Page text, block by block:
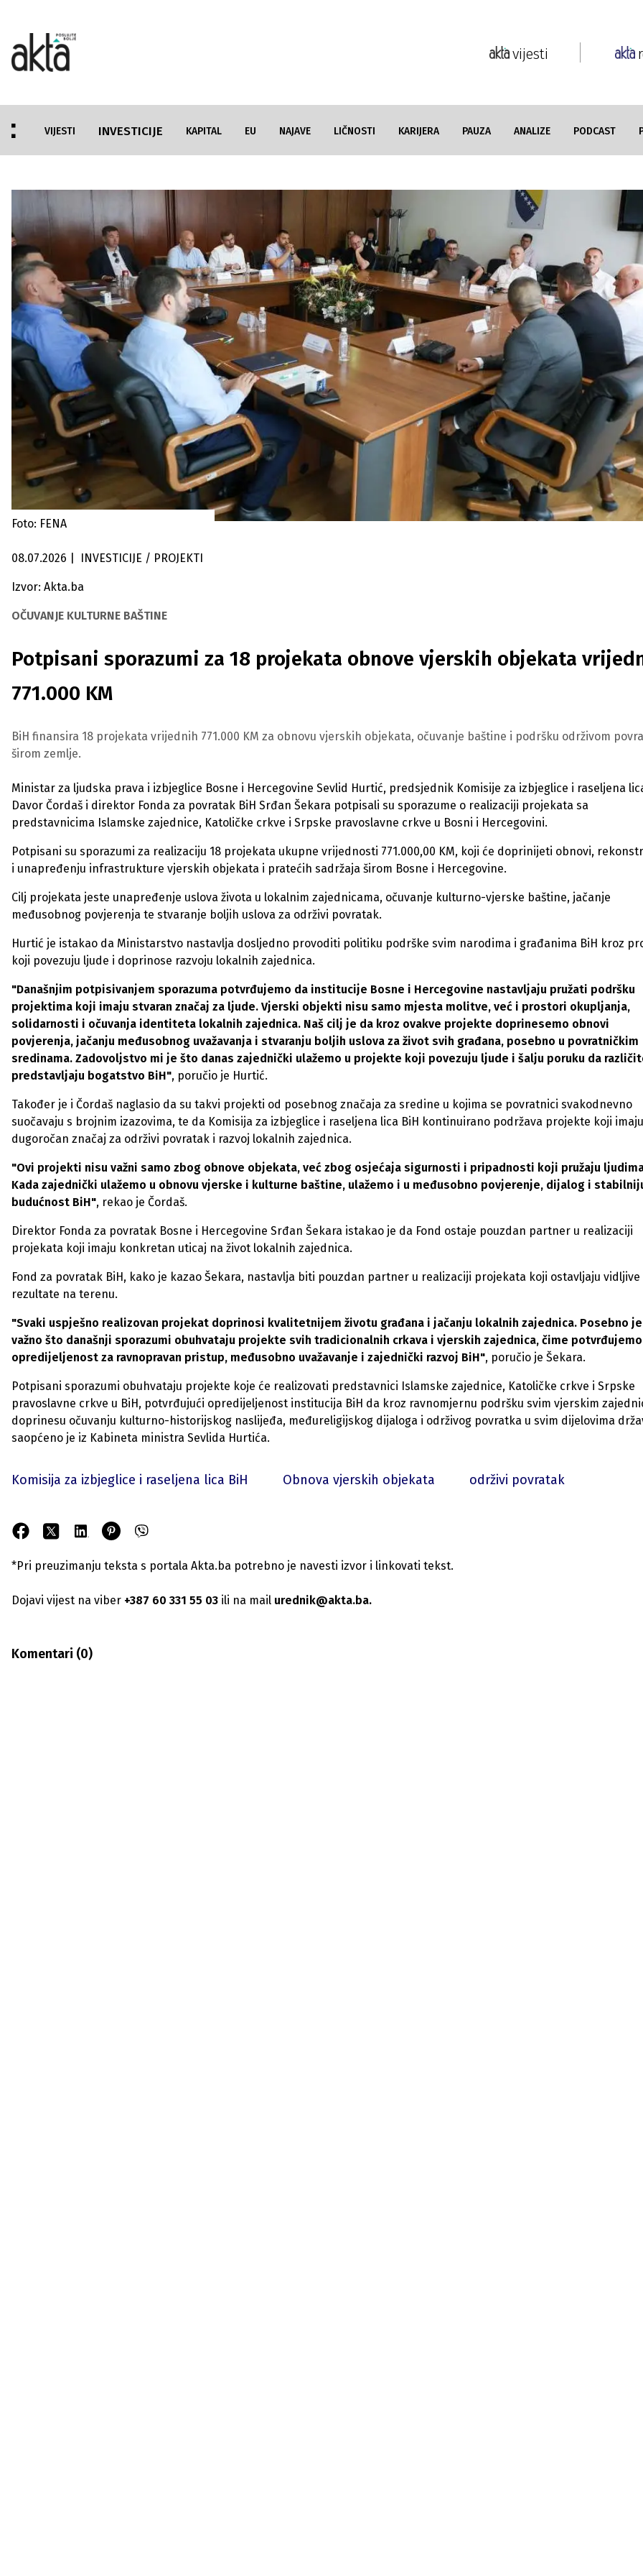
vijesti
VIJESTI INVESTICIJE KAPITAL EU NAJAVE LIČNOSTI KARIJERA PAUZA ANALIZE PODCAST
Foto: FENA
08.07.2026 INVESTICIJE / PROJEKTI
Izvor: Akta.ba
OČUVANJE KULTURNE BAŠTINE
Potpisani sporazumi za 18 projekata obnove vjerskih objekata
771.000 KM
BiH finansira 18 projekata vrijednih 771.000 KM za obnovu vjerskih objekata, očuvanje baštine i podršku održivom
širom zemlje.
Ministar za ljudska prava i izbjeglice Bosne i Hercegovine Sevlid Hurtić, predsjednik Komisije za izbjeglice i raseljena
Davor Čordaš i direktor Fonda za povratak BiH Srđan Šekara potpisali su sporazume o realizaciji projekata sa
predstavnicima Islamske zajednice, Katoličke crkve i Srpske pravoslavne crkve u Bosni i Hercegovini.
Potpisani su sporazumi za realizaciju 18 projekata ukupne vrijednosti 771.000,00 KM, koji će doprinijeti obnovi,
i unapređenju infrastrukture vjerskih objekata i pratećih sadržaja širom Bosne i Hercegovine.
Cilj projekata jeste unapređenje uslova života u lokalnim zajednicama, očuvanje kulturno-vjerske baštine, jačanje
međusobnog povjerenja te stvaranje boljih uslova za održivi povratak.
Hurtić je istakao da Ministarstvo nastavlja dosljedno provoditi politiku podrške svim narodima i građanima BiH kroz
koji povezuju ljude i doprinose razvoju lokalnih zajednica.
"Današnjim potpisivanjem sporazuma potvrđujemo da institucije Bosne i Hercegovine nastavljaju pružati podršku
projektima koji imaju stvaran značaj za ljude. Vjerski objekti nisu samo mjesta molitve, već i prostori okupljanja,
solidarnosti i očuvanja identiteta lokalnih zajednica. Naš cilj je da kroz ovakve projekte doprinesemo obnovi
povjerenja, jačanju međusobnog uvažavanja i stvaranju boljih uslova za život svih građana, posebno u povratničkim
sredinama. Zadovoljstvo mi je što danas zajednički ulažemo u projekte koji povezuju ljude i šalju poruku da
predstavljaju bogatstvo BiH", poručio je Hurtić.
Također je i Čordaš naglasio da su takvi projekti od posebnog značaja za sredine u kojima se povratnici svakodnevno
suočavaju s brojnim izazovima, te da Komisija za izbjeglice i raseljena lica BiH kontinuirano podržava projekte koji imaju
dugoročan značaj za održivi povratak i razvoj lokalnih zajednica.
"Ovi projekti nisu važni samo zbog obnove objekata, već zbog osjećaja sigurnosti i pripadnosti koji pružaju
Kada zajednički ulažemo u obnovu vjerske i kulturne baštine, ulažemo i u međusobno povjerenje, dijalog i
budućnost BiH", rekao je Čordaš.
Direktor Fonda za povratak Bosne i Hercegovine Srđan Šekara istakao je da Fond ostaje pouzdan partner u realizaciji
projekata koji imaju konkretan uticaj na život lokalnih zajednica.
Fond za povratak BiH, kako je kazao Šekara, nastavlja biti pouzdan partner u realizaciji projekata koji ostavljaju vidljive
rezultate na terenu.
"Svaki uspješno realizovan projekat doprinosi kvalitetnijem životu građana i jačanju lokalnih zajednica. Posebno je
važno što današnji sporazumi obuhvataju projekte svih tradicionalnih crkava i vjerskih zajednica, čime potvrđujemo
opredijeljenost za ravnopravan pristup, međusobno uvažavanje i zajednički razvoj BiH", poručio je Šekara.
Potpisani sporazumi obuhvataju projekte koje će realizovati predstavnici Islamske zajednice, Katoličke crkve i Srpske
pravoslavne crkve u BiH, potvrđujući opredijeljenost institucija BiH da kroz ravnomjernu podršku svim vjerskim
doprinesu očuvanju kulturno-historijskog naslijeđa, međureligijskog dijaloga i održivog povratka u svim dijelovima
saopćeno je iz Kabineta ministra Sevlida Hurtića.
Komisija za izbjeglice i raseljena lica BiH Obnova vjerskih objekata održivi povratak
*Pri preuzimanju teksta s portala Akta.ba potrebno je navesti izvor i linkovati tekst.
Dojavi vijest na viber +387 60 331 55 03 ili na mail urednik@akta.ba.
Komentari (0)